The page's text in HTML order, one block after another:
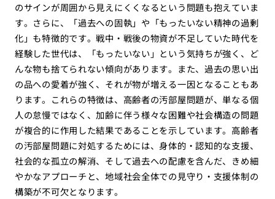
のサインが周囲から見えにくくなるという問題も抱えていま
す。さらに、「過去への固執」や「もったいない精神の過剰
化」も特徴的です。戦中・戦後の物資が不足していた時代を
経験した世代は、「もったいない」という気持ちが強く、ど
んな物も捨てられない傾向があります。また、過去の思い出
の品への愛着が強く、それが物が増える一因となることもあ
ります。これらの特徴は、高齢者の汚部屋問題が、単なる個
人の怠慢ではなく、加齢に伴う様々な困難や社会構造の問題
が複合的に作用した結果であることを示しています。高齢者
の汚部屋問題に対処するためには、身体的・認知的な支援、
社会的な孤立の解消、そして過去への配慮を含んだ、きめ細
やかなアプローチと、地域社会全体での見守り・支援体制の
構築が不可欠となります。